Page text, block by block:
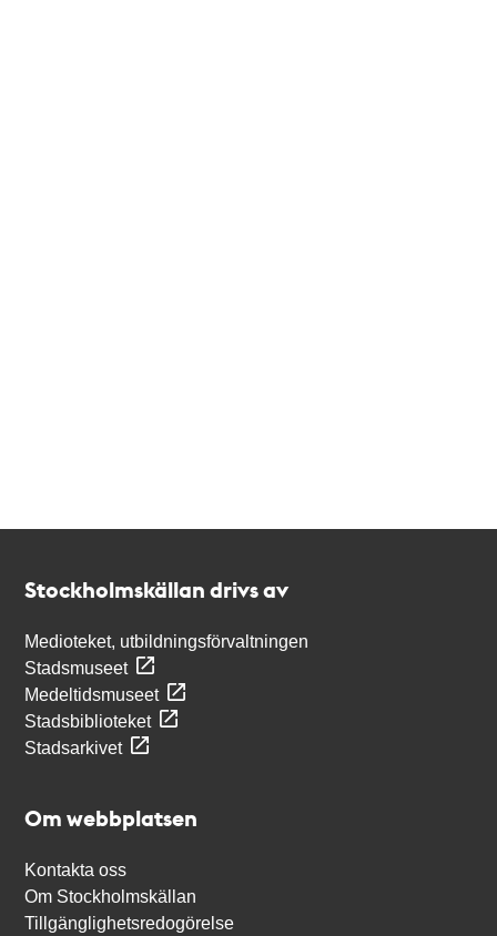
Stockholmskällan drivs av
Medioteket, utbildningsförvaltningen
Stadsmuseet
Medeltidsmuseet
Stadsbiblioteket
Stadsarkivet
Om webbplatsen
Kontakta oss
Om Stockholmskällan
Tillgänglighetsredogörelse